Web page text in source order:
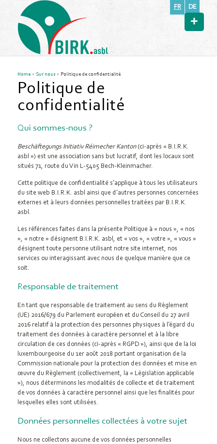
FR DE
+
Home› Sur nous› Politique de confidentialité
Politique de
confidentialité
Qui sommes-nous ?
Beschäftegungs Initiativ Réimecher Kanton(ci-après « B.I.R.K.
asbl ») est une association sans but lucratif, dont les locaux sont
situés 71, route du Vin L-5405 Bech-Kleinmacher.
Cette politique de confidentialité s’applique à tous les utilisateurs
du site web B.I.R.K. asbl ainsi que d’autres personnes concernées
externes et à leurs données personnelles traitées par B.I.R.K.
asbl.
Les références faites dans la présente Politique à « nous », « nos
», « notre » désignent B.I.R.K. asbl, et « vos », « votre », « vous »
désignent toute personne utilisant notre site internet, nos
services ou interagissant avec nous de quelque manière que ce
soit.
Responsable de traitement
En tant que responsable de traitement au sens du Règlement
(UE) 2016/679 du Parlement européen et du Conseil du 27 avril
2016 relatif à la protection des personnes physiques à l’égard du
traitement des données à caractère personnel et à la libre
circulation de ces données (ci-après « RGPD »), ainsi que de la loi
luxembourgeoise du 1er août 2018 portant organisation de la
Commission nationale pour la protection des données et mise en
œuvre du Règlement (collectivement, la « Législation applicable
»), nous déterminons les modalités de collecte et de traitement
de vos données à caractère personnel ainsi que les finalités pour
lesquelles elles sont utilisées.
Données personnelles collectées à votre sujet
Nous ne collectons aucune de vos données personnelles